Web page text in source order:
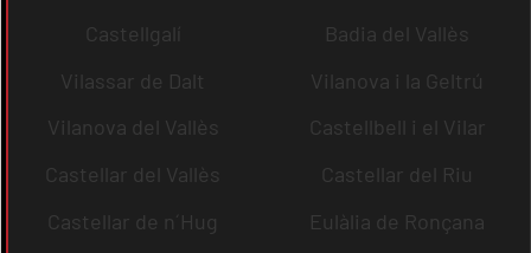
Castellgalí
Badia del Vallès
Vilassar de Dalt
Vilanova i la Geltrú
Vilanova del Vallès
Castellbell i el Vilar
Castellar del Vallès
Castellar del Riu
Castellar de n´Hug
Eulàlia de Ronçana